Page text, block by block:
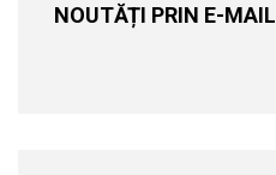
NOUTĂȚI PRIN E-MAIL